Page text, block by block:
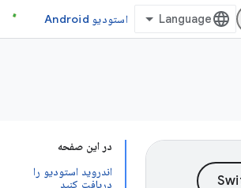
استودیو Android
در این صفحه
اندروید استودیو را
دریافت کنید